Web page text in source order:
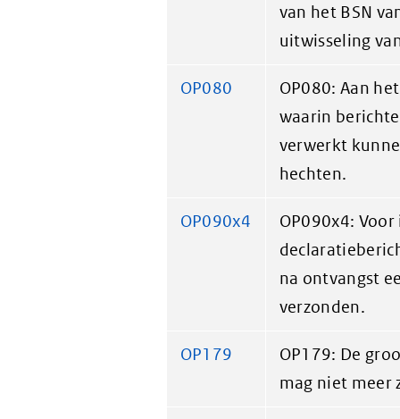
van het BSN
uitwisseling
OP080
OP080: Aan
waarin
verwerkt
hechten.
OP090x4
OP090x4:
na ontvangst
verzonden.
OP179
OP179: De
mag niet meer